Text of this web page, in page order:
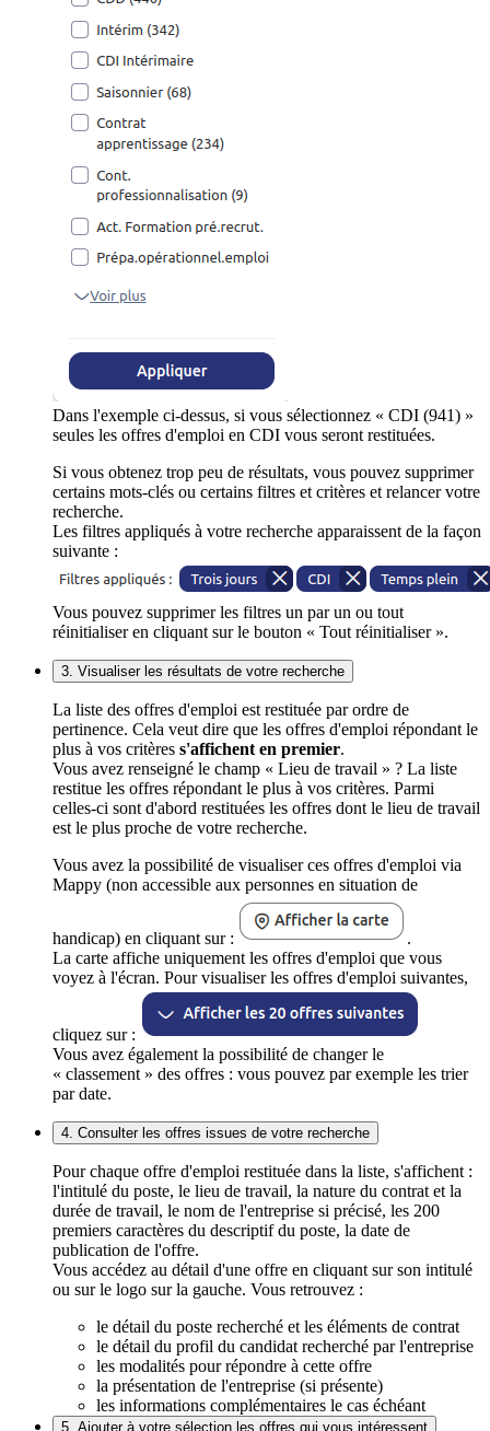
Dans l'exemple ci-dessus, si vous sélectionnez « CDI (941) »
seules les offres d'emploi en CDI vous seront restituées.
Si vous obtenez trop peu de résultats, vous pouvez supprimer
certains mots-clés ou certains filtres et critères et relancer votre
recherche.
Les filtres appliqués à votre recherche apparaissent de la façon
suivante :
Vous pouvez supprimer les filtres un par un ou tout
réinitialiser en cliquant sur le bouton « Tout réinitialiser ».
3. Visualiser les résultats de votre recherche
La liste des offres d'emploi est restituée par ordre de
pertinence. Cela veut dire que les offres d'emploi répondant le
plus à vos critères s'affichent en premier.
Vous avez renseigné le champ « Lieu de travail » ? La liste
restitue les offres répondant le plus à vos critères. Parmi
celles-ci sont d'abord restituées les offres dont le lieu de travail
est le plus proche de votre recherche.
Vous avez la possibilité de visualiser ces offres d'emploi via
Mappy (non accessible aux personnes en situation de
handicap) en cliquant sur :
.
La carte affiche uniquement les offres d'emploi que vous
voyez à l'écran. Pour visualiser les offres d'emploi suivantes,
cliquez sur :
Vous avez également la possibilité de changer le
« classement » des offres : vous pouvez par exemple les trier
par date.
4. Consulter les offres issues de votre recherche
Pour chaque offre d'emploi restituée dans la liste, s'affichent :
l'intitulé du poste, le lieu de travail, la nature du contrat et la
durée de travail, le nom de l'entreprise si précisé, les 200
premiers caractères du descriptif du poste, la date de
publication de l'offre.
Vous accédez au détail d'une offre en cliquant sur son intitulé
ou sur le logo sur la gauche. Vous retrouvez :
le détail du poste recherché et les éléments de contrat
le détail du profil du candidat recherché par l'entreprise
les modalités pour répondre à cette offre
la présentation de l'entreprise (si présente)
les informations complémentaires le cas échéant
5. Ajouter à votre sélection les offres qui vous intéressent